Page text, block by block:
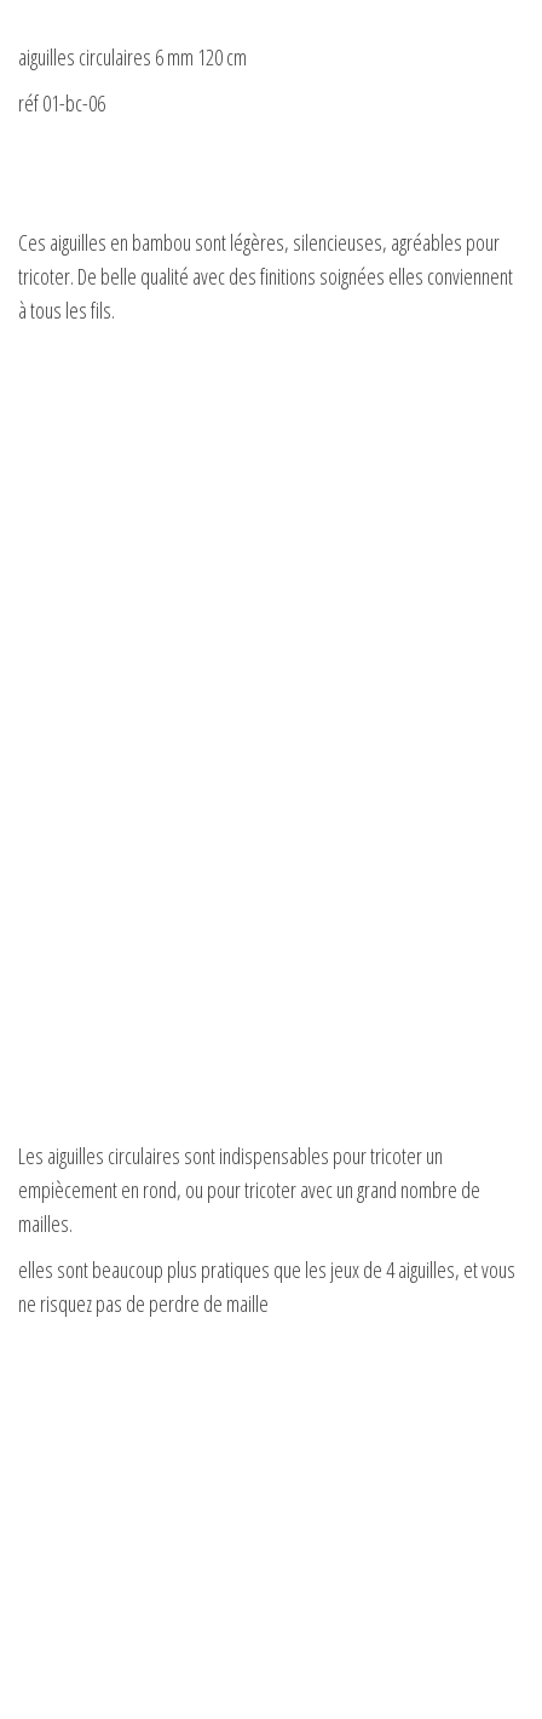
aiguilles circulaires 6 mm 120 cm
réf 01-bc-06
Ces aiguilles en bambou sont légères, silencieuses, agréables pour
tricoter. De belle qualité avec des finitions soignées elles conviennent
à tous les fils.
Les aiguilles circulaires sont indispensables pour tricoter un
empiècement en rond, ou pour tricoter avec un grand nombre de
mailles.
elles sont beaucoup plus pratiques que les jeux de 4 aiguilles, et vous
ne risquez pas de perdre de maille